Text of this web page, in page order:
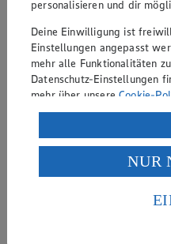
personalisieren und dir
Deine Einwilligung ist
Einstellungen angepasst
mehr alle Funktionalitäten
Datenschutz-Einstellungen
mehr über unsereCookie-
Verarbeitung deiner
Wenn du auf „Aktivieren“
ein, dass deine Daten in
einem nach europäischen
Risiko eines Zugriffs durch
NUR